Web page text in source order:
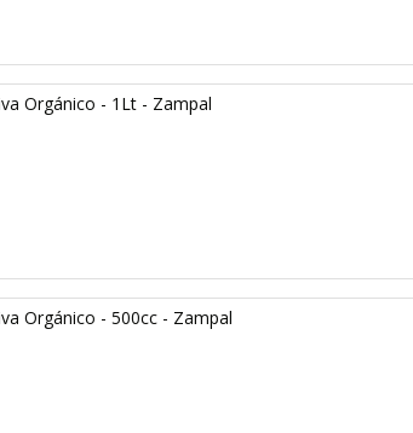
Orgánico - 1Lt - Zampal
Orgánico - 500cc - Zampal